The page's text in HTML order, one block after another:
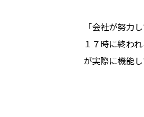
「会社が努力
１７時に終わ
が実際に機能し